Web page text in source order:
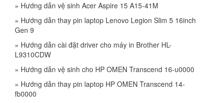
» Hướng dẫn vệ sinh Acer Aspire 15 A15-41M
» Hướng dẫn thay pin laptop Lenovo Legion Slim 5 16inch
Gen 9
» Hướng dẫn cài đặt driver cho máy in Brother HL-
L9310CDW
» Hướng dẫn vệ sinh cho HP OMEN Transcend 16-u0000
» Hướng dẫn thay pin laptop HP OMEN Transcend 14-
fb0000